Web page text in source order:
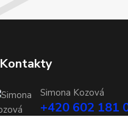
Kontakty
Simona Kozová
+420 602 181